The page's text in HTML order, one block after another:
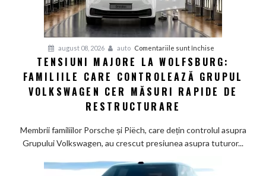
studiu
recent
august 08, 2026 auto Comentariile sunt închise
Tensiuni
majore
la
care
TENSIUNI MAJORE LA WOLFSBURG:
FAMILIILE CARE CONTROLEAZĂ GRUPUL
VOLKSWAGEN CER MĂSURI RAPIDE DE
RESTRUCTURARE
Membrii familiilor Porsche și Piëch, care dețin controlul asupra
Grupului Volkswagen, au crescut presiunea asupra tuturor...